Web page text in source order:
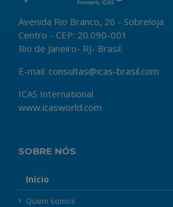
Avenida Rio Branco, 26 - Sobreloja
Centro - CEP: 20.090-001
Rio de Janeiro- RJ- Brasil.
E-mail: consultas@icas-brasil.com
ICAS International
www.icasworld.com
SOBRE NÓS
Início
Quem somos